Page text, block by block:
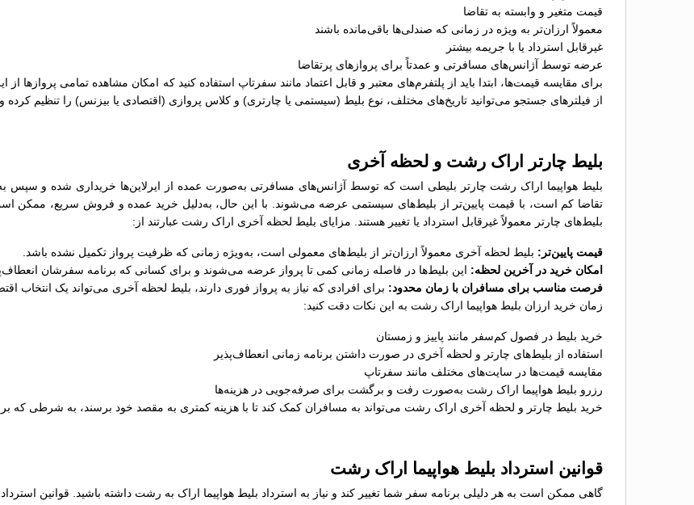
قیمت متغیر و وابسته به تقاضا
معمولاً ارزان‌تر به ویژه در زمانی که صندلی‌ها باقی‌مانده باشند
غیرقابل استرداد یا با جریمه بیشتر
عرضه توسط آژانس‌های مسافرتی و عمدتاً برای پروازهای پرتقاضا
برای مقایسه قیمت‌ها، ابتدا باید از پلتفرم‌های معتبر و قابل اعتماد مانند سفرتاپ استفاده کنید که امکان مشاهده تمامی پروازها
از فیلترهای جستجو می‌توانید تاریخ‌های مختلف، نوع بلیط (سیستمی یا چارتری) و کلاس پروازی (اقتصادی یا بیزنس) را تنظیم کرده و
بلیط چارتر اراک رشت و لحظه آخری
بلیط هواپیما اراک رشت چارتر بلیطی است که توسط آژانس‌های مسافرتی به‌صورت عمده از ایرلاین‌ها خریداری شده و سپس
تقاضا کم است، با قیمت پایین‌تر از بلیط‌های سیستمی عرضه می‌شوند. با این حال، به‌دلیل خرید عمده و فروش سریع، ممکن
بلیط‌های چارتر معمولاً غیرقابل استرداد یا تغییر هستند. مزایای بلیط لحظه آخری اراک رشت عبارتند از:
قیمت پایین‌تر: بلیط لحظه آخری معمولاً ارزان‌تر از بلیط‌های معمولی است، به‌ویژه زمانی که ظرفیت پرواز تکمیل نشده باشد.
امکان خرید در آخرین لحظه: این بلیط‌ها در فاصله زمانی کمی تا پرواز عرضه می‌شوند و برای کسانی که برنامه سفرشان
فرصت مناسب برای مسافران با زمان محدود: برای افرادی که نیاز به پرواز فوری دارند، بلیط لحظه آخری می‌تواند یک انتخاب
زمان خرید ارزان بلیط هواپیما اراک رشت به این نکات دقت کنید:
خرید بلیط در فصول کم‌سفر مانند پاییز و زمستان
استفاده از بلیط‌های چارتر و لحظه آخری در صورت داشتن برنامه زمانی انعطاف‌پذیر
مقایسه قیمت‌ها در سایت‌های مختلف مانند سفرتاپ
رزرو بلیط هواپیما اراک رشت به‌صورت رفت و برگشت برای صرفه‌جویی در هزینه‌ها
خرید بلیط چارتر و لحظه آخری اراک رشت می‌تواند به مسافران کمک کند تا با هزینه کمتری به مقصد خود برسند، به شرطی که
قوانین استرداد بلیط هواپیما اراک رشت
گاهی ممکن است به هر دلیلی برنامه سفر شما تغییر کند و نیاز به استرداد بلیط هواپیما اراک به رشت داشته باشید. قوانین